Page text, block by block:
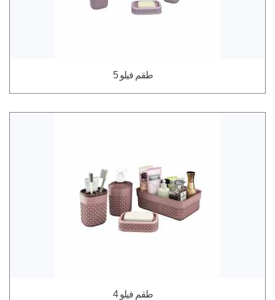
طقم فيلو 5
طقم فيلو 4